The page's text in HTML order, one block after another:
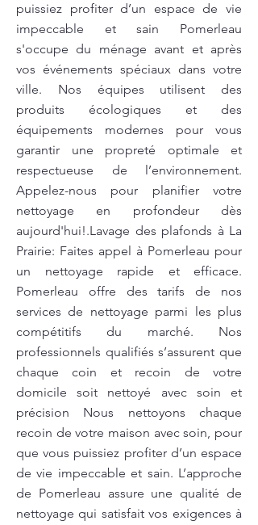
puissiez profiter d’un espace de vie
impeccable et sain Pomerleau
s'occupe du ménage avant et après
vos événements spéciaux dans votre
ville. Nos équipes utilisent des
produits écologiques et des
équipements modernes pour vous
garantir une propreté optimale et
respectueuse de l’environnement.
Appelez-nous pour planifier votre
nettoyage en profondeur dès
aujourd'hui!.Lavage des plafonds à La
Prairie: Faites appel à Pomerleau pour
un nettoyage rapide et efficace.
Pomerleau offre des tarifs de nos
services de nettoyage parmi les plus
compétitifs du marché. Nos
professionnels qualifiés s’assurent que
chaque coin et recoin de votre
domicile soit nettoyé avec soin et
précision Nous nettoyons chaque
recoin de votre maison avec soin, pour
que vous puissiez profiter d’un espace
de vie impeccable et sain. L’approche
de Pomerleau assure une qualité de
nettoyage qui satisfait vos exigences à